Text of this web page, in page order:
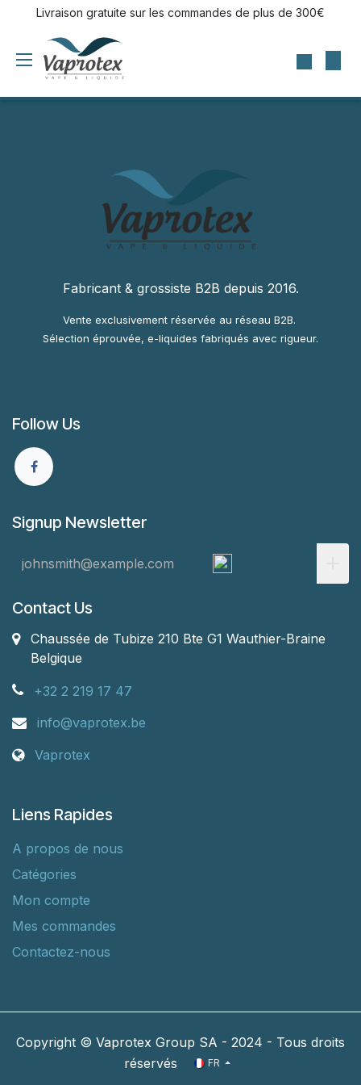
Se rendre au contenu
Livraison gratuite sur les commandes de plus de 300€
Fabricant & grossiste B2B depuis 2016.
Vente exclusivement réservée au réseau B2B.
Sélection éprouvée, e-liquides fabriqués avec rigueur.
Follow Us
Signup Newsletter
Contact Us
Chaussée de Tubize 210 Bte G1 Wauthier-Braine
Belgique
+32 2 219 17 47
info@vaprotex.be
Vaprotex
Liens Rapides
A propos de nous
Catégories
Mon compte
Mes commandes
Contactez-nous
Copyright © Vaprotex Group SA - 2024 - Tous droits
réservés
FR